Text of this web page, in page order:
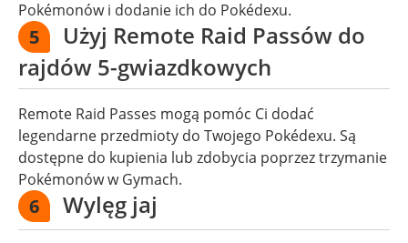
Pokémonów i dodanie ich do Pokédexu.
5
Użyj Remote Raid Passów do
rajdów 5-gwiazdkowych
Remote Raid Passes mogą pomóc Ci dodać
legendarne przedmioty do Twojego Pokédexu. Są
dostępne do kupienia lub zdobycia poprzez trzymanie
Pokémonów w Gymach.
6 Wylęg jaj